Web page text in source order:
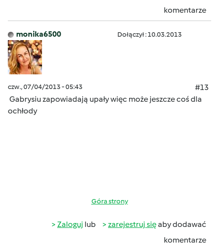
komentarze
monika6500 Dołączył : 10.03.2013
czw., 07/04/2013 - 05:43
#13
Gabrysiu zapowiadają upały więc może jeszcze coś dla
ochłody
Góra strony
Zaloguj lub zarejestruj sięaby dodawać
komentarze